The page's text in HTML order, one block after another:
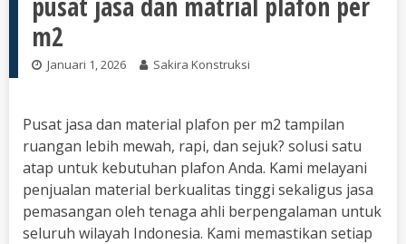
m2
Januari 1, 2026 Sakira Konstruksi
Pusat jasa dan material plafon per m2 tampilan
ruangan lebih mewah, rapi, dan sejuk? solusi satu
atap untuk kebutuhan plafon Anda. Kami melayani
penjualan material berkualitas tinggi sekaligus jasa
pemasangan oleh tenaga ahli berpengalaman untuk
seluruh wilayah Indonesia. Kami memastikan setiap